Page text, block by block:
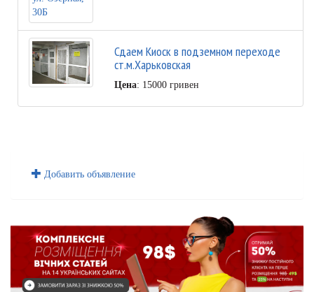
Сдаем Киоск в подземном переходе
ст.м.Харьковская
Цена: 15000 гривен
Добавить объявление